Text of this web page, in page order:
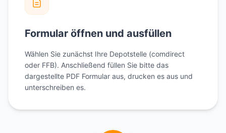
Formular öffnen und ausfüllen
Wählen Sie zunächst Ihre Depotstelle (comdirect
oder FFB). Anschließend füllen Sie bitte das
dargestellte PDF Formular aus, drucken es aus und
unterschreiben es.